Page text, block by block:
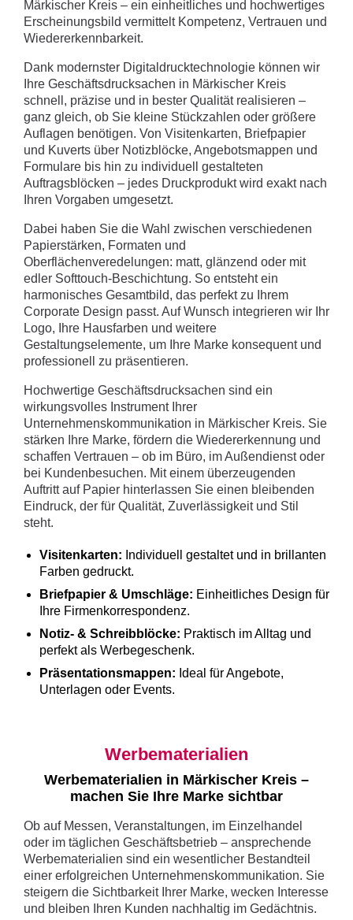
Märkischer Kreis – ein einheitliches und hochwertiges
Erscheinungsbild vermittelt Kompetenz, Vertrauen und
Wiedererkennbarkeit.
Dank modernster Digitaldrucktechnologie können wir
Ihre Geschäftsdrucksachen in Märkischer Kreis
schnell, präzise und in bester Qualität realisieren –
ganz gleich, ob Sie kleine Stückzahlen oder größere
Auflagen benötigen. Von Visitenkarten, Briefpapier
und Kuverts über Notizblöcke, Angebotsmappen und
Formulare bis hin zu individuell gestalteten
Auftragsblöcken – jedes Druckprodukt wird exakt nach
Ihren Vorgaben umgesetzt.
Dabei haben Sie die Wahl zwischen verschiedenen
Papierstärken, Formaten und
Oberflächenveredelungen: matt, glänzend oder mit
edler Softtouch-Beschichtung. So entsteht ein
harmonisches Gesamtbild, das perfekt zu Ihrem
Corporate Design passt. Auf Wunsch integrieren wir Ihr
Logo, Ihre Hausfarben und weitere
Gestaltungselemente, um Ihre Marke konsequent und
professionell zu präsentieren.
Hochwertige Geschäftsdrucksachen sind ein
wirkungsvolles Instrument Ihrer
Unternehmenskommunikation in Märkischer Kreis. Sie
stärken Ihre Marke, fördern die Wiedererkennung und
schaffen Vertrauen – ob im Büro, im Außendienst oder
bei Kundenbesuchen. Mit einem überzeugenden
Auftritt auf Papier hinterlassen Sie einen bleibenden
Eindruck, der für Qualität, Zuverlässigkeit und Stil
steht.
Visitenkarten: Individuell gestaltet und in brillanten
Farben gedruckt.
Briefpapier & Umschläge: Einheitliches Design für
Ihre Firmenkorrespondenz.
Notiz- & Schreibblöcke: Praktisch im Alltag und
perfekt als Werbegeschenk.
Präsentationsmappen: Ideal für Angebote,
Unterlagen oder Events.
Werbematerialien
Werbematerialien in Märkischer Kreis –
machen Sie Ihre Marke sichtbar
Ob auf Messen, Veranstaltungen, im Einzelhandel
oder im täglichen Geschäftsbetrieb – ansprechende
Werbematerialien sind ein wesentlicher Bestandteil
einer erfolgreichen Unternehmenskommunikation. Sie
steigern die Sichtbarkeit Ihrer Marke, wecken Interesse
und bleiben Ihren Kunden nachhaltig im Gedächtnis.